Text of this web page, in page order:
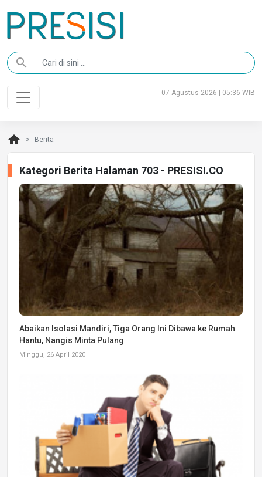
search
07 Agustus 2026 | 05:36 WIB
home Berita
Kategori Berita Halaman 703 - PRESISI.CO
Abaikan Isolasi Mandiri, Tiga Orang Ini Dibawa ke Rumah
Hantu, Nangis Minta Pulang
Minggu, 26 April 2020